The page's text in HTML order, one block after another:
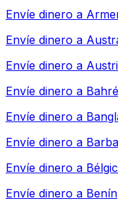
Envíe dinero a
Envíe dinero a
Envíe dinero a
Envíe dinero a
Envíe dinero a
Envíe dinero a
Envíe dinero a
Envíe dinero a Benín